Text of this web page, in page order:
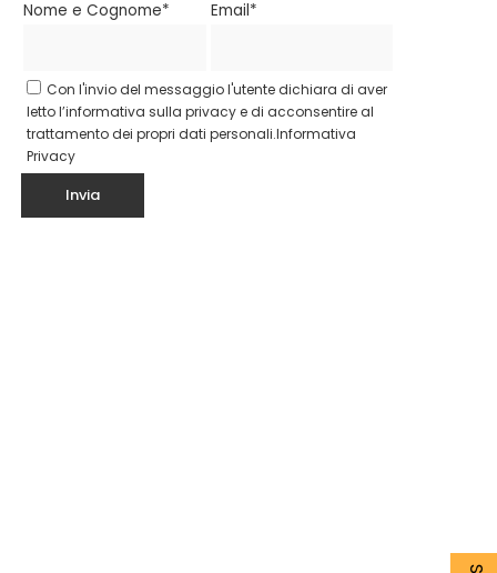
Nome e Cognome* Email*
Con l'invio del messaggio l'utente dichiara di aver
letto l’informativa sulla privacy e di acconsentire al
trattamento dei propri dati personali.Informativa
Privacy